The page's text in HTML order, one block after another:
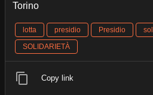
Torino
lotta presidio Presidio
SOLIDARIETÀ
Copy link